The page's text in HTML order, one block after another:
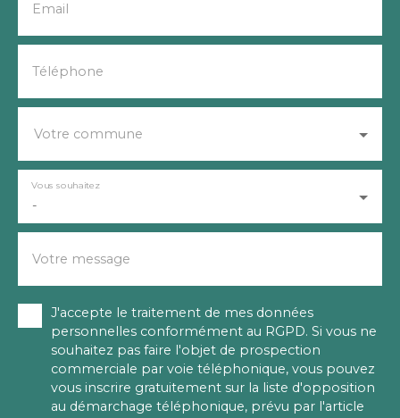
Email
Téléphone
Votre commune
-
Vous souhaitez
Votre message
J'accepte le traitement de mes données
personnelles conformément au RGPD. Si vous ne
souhaitez pas faire l'objet de prospection
commerciale par voie téléphonique, vous pouvez
vous inscrire gratuitement sur la liste d'opposition
au démarchage téléphonique, prévu par l'article